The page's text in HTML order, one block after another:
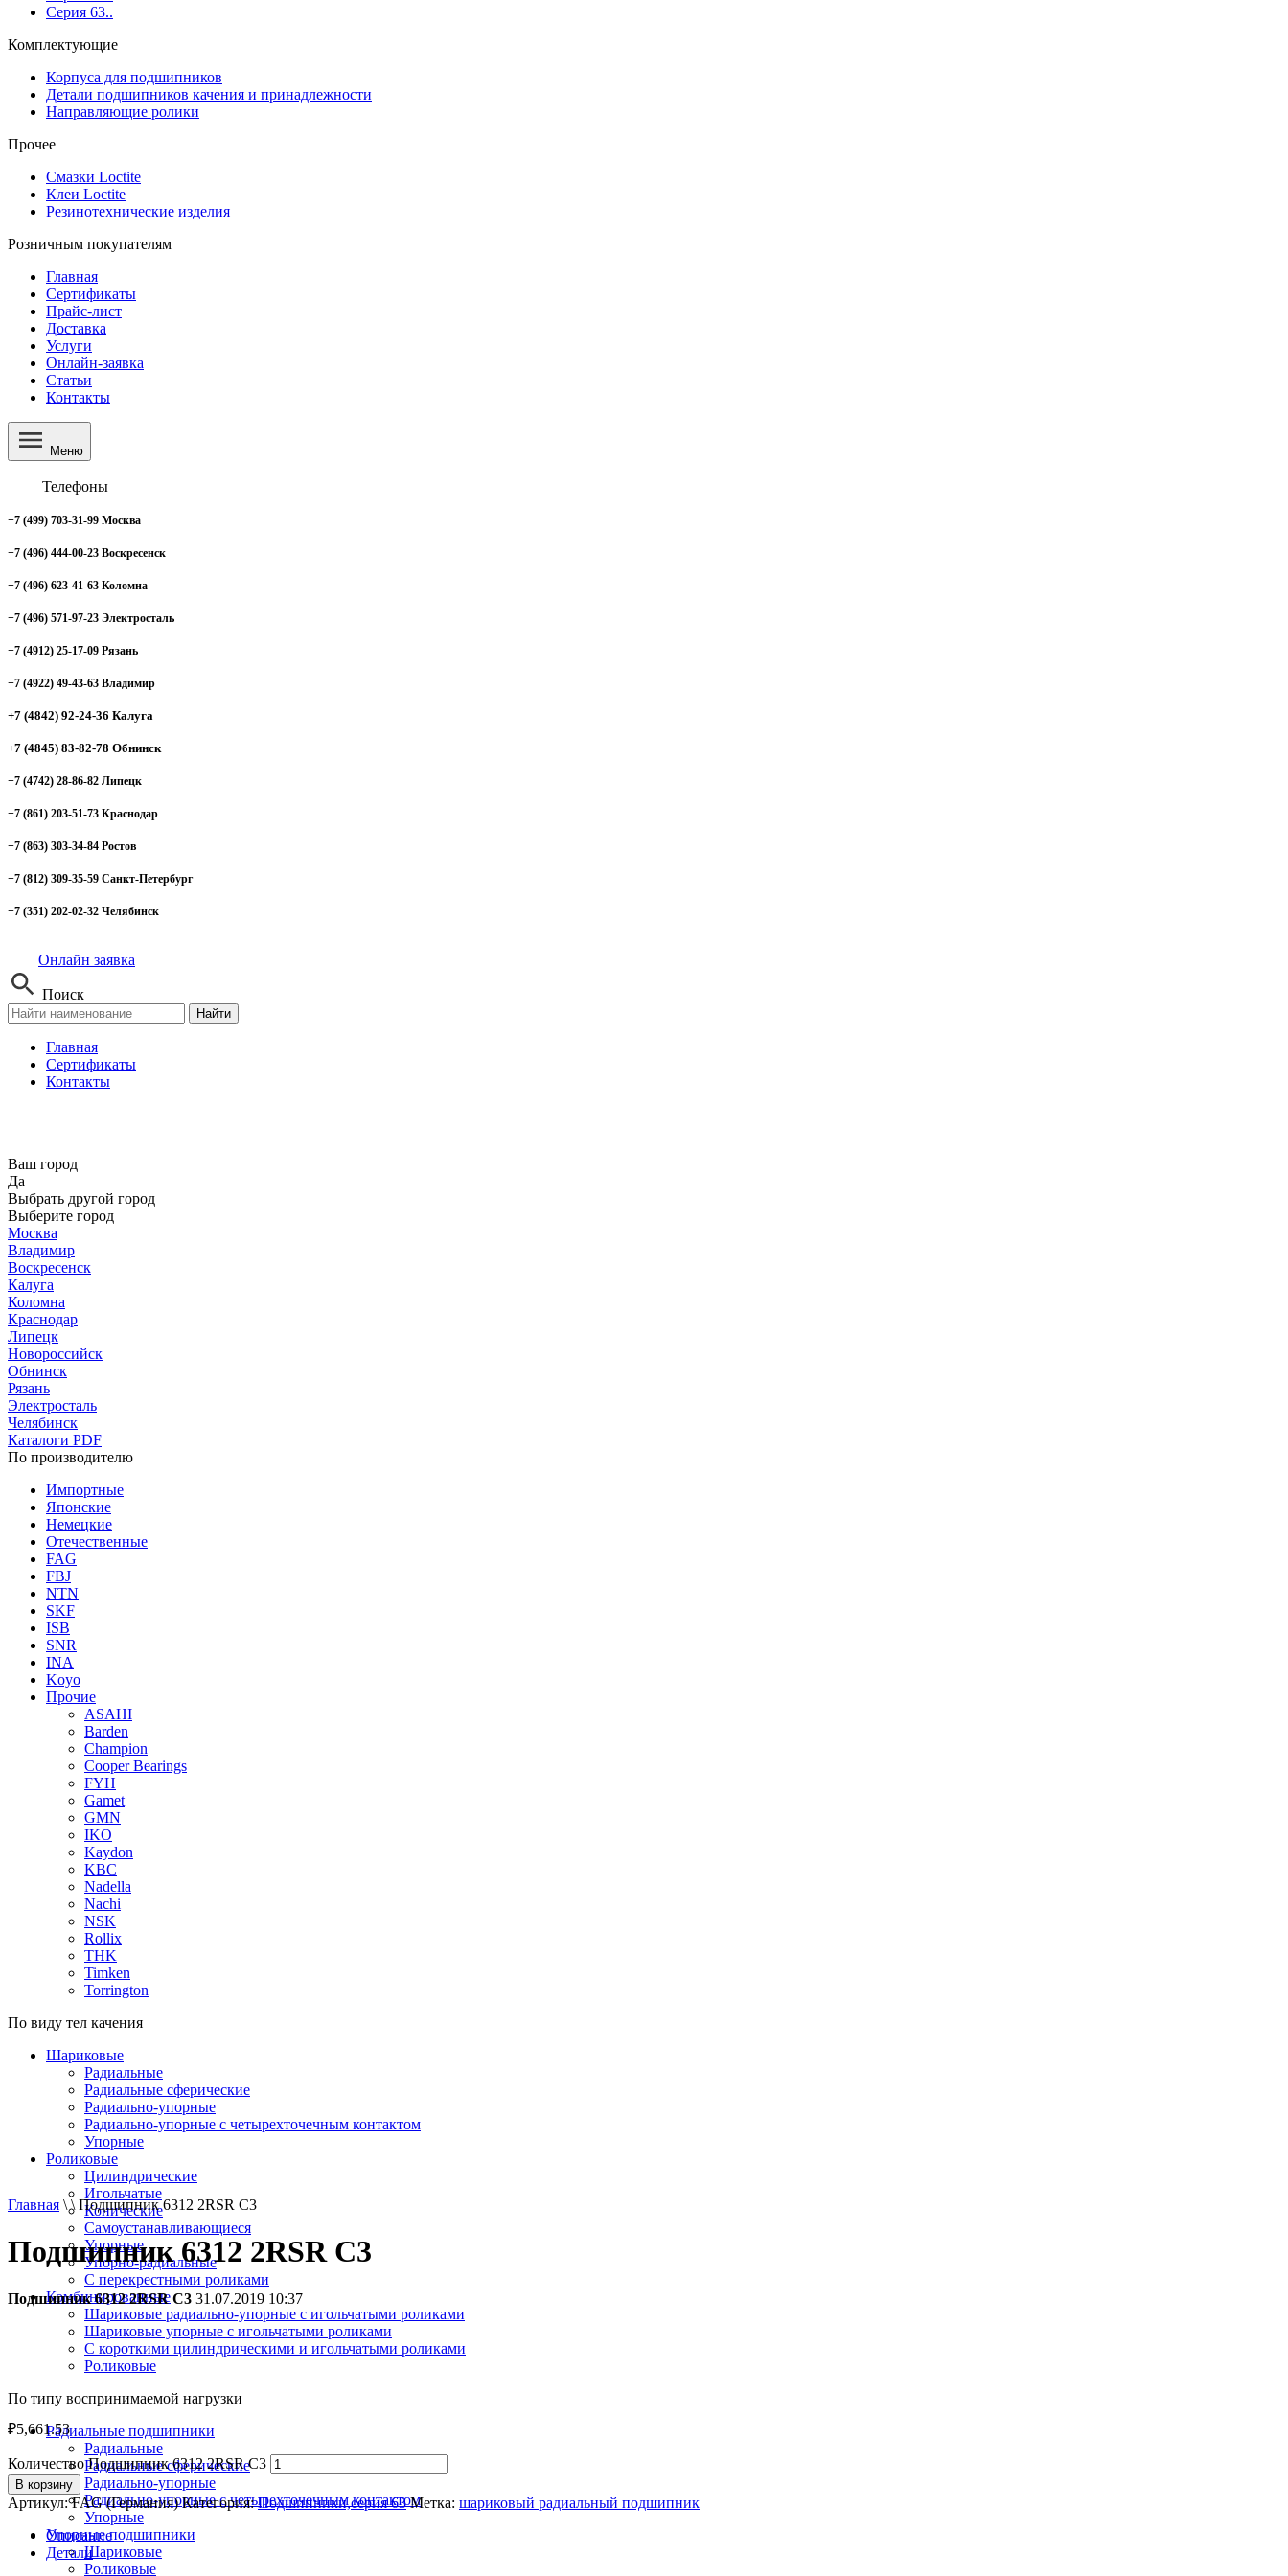
Серия 63..
Комплектующие
Корпуса для подшипников
Детали подшипников качения и принадлежности
Направляющие ролики
Прочее
Смазки Loctite
Клеи Loctite
Резинотехнические изделия
Розничным покупателям
Главная
Сертификаты
Прайс-лист
Доставка
Услуги
Онлайн-заявка
Статьи
Контакты
Меню
Телефоны
+7 (499) 703-31-99 Москва
+7 (496) 444-00-23 Воскресенск
+7 (496) 623-41-63 Коломна
+7 (496) 571-97-23 Электросталь
+7 (4912) 25-17-09 Рязань
+7 (4922) 49-43-63 Владимир
+7 (4842) 92-24-36 Калуга
+7 (4845) 83-82-78 Обнинск
+7 (4742) 28-86-82 Липецк
+7 (861) 203-51-73 Краснодар
+7 (863) 303-34-84 Ростов
+7 (812) 309-35-59 Санкт-Петербург
+7 (351) 202-02-32 Челябинск
Онлайн заявка
Поиск
Найти
Главная
Сертификаты
Контакты
Ваш город
Да
Выбрать другой город
Выберите город
Москва
Владимир
Воскресенск
Калуга
Коломна
Краснодар
Липецк
Новороссийск
Обнинск
Рязань
Электросталь
Челябинск
Каталоги PDF
По производителю
Импортные
Японские
Немецкие
Отечественные
FAG
FBJ
NTN
SKF
ISB
SNR
INA
Koyo
Прочие
ASAHI
Barden
Champion
Cooper Bearings
FYH
Gamet
GMN
IKO
Kaydon
KBC
Nadella
Nachi
NSK
Rollix
THK
Timken
Torrington
По виду тел качения
Шариковые
Радиальные
Радиальные сферические
Радиально-упорные
Радиально-упорные с четырехточечным контактом
Упорные
Роликовые
Цилиндрические
Игольчатые
Конические
Самоустанавливающиеся
Упорные
Упорно-радиальные
C перекрестными роликами
Комбинированные
Шариковые радиально-упорные с игольчатыми роликами
Шариковые упорные с игольчатыми роликами
С короткими цилиндрическими и игольчатыми роликами
Роликовые
По типу воспринимаемой нагрузки
Радиальные подшипники
Радиальные
Радиальные сферические
Радиально-упорные
Радиально-упорные с четырехточечным контактом
Упорные
Упорные подшипники
Шариковые
Роликовые
Главная \ \ Подшипник 6312 2RSR C3
Подшипник 6312 2RSR C3
Подшипник 6312 2RSR C3 31.07.2019 10:37
₽5,661.53
Количество Подшипник 6312 2RSR C3
В корзину
Артикул:FAG (Германия) Категория:Подшипники,серия 63 Метка: шариковый радиальный подшипник
Описание
Детали